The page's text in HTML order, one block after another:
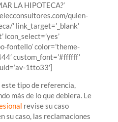
LA HIPOTECA?’
quien-
’ link_target=’_blank’
icon_select=’yes’
fontello’ color=’theme-
custom_font=’#ffffff’
1tto33′]
tipo de referencia,
más de lo que debiera. Le
revise su caso
su caso, las reclamaciones